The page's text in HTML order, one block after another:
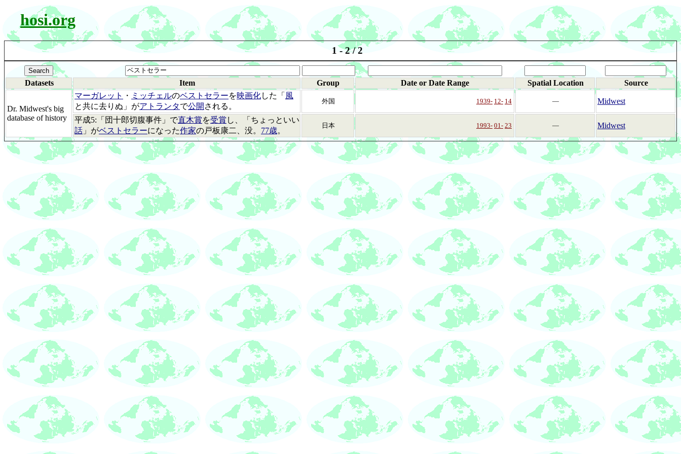
hosi.org
1 - 2 / 2
Datasets Item Group Date or Date Range Spatial Location Source
Dr. Midwest's big
database of history
マーガレット ・ ミッチェルのベストセラーを映画化した「 風
と共に去りぬ」がアトランタで公開 される。
外国 1939- 12- 14 ― Midwest
平成5:「団十郎切腹事件」で直木賞を受賞 し、「ちょっといい
話 」がベストセラーになった作家の戸板康二、没。 77歳。
日本 1993- 01- 23 ― Midwest